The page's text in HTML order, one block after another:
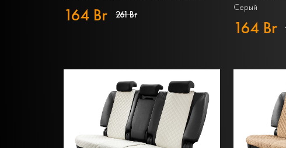
164 Br 261 Br
Серый
164 Br